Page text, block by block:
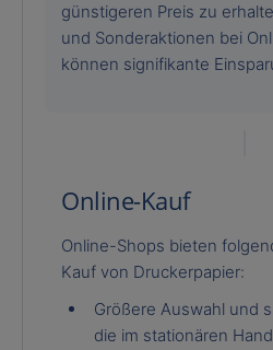
günstigeren Preis zu
und Sonderaktionen bei
können signifikante
Online-Kauf
Online-Shops bieten
Kauf von Druckerpapier:
Größere Auswahl und
die im stationären